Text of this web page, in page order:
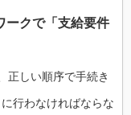
ークで「支給要件
正しい順序で手続き
行わなければならな